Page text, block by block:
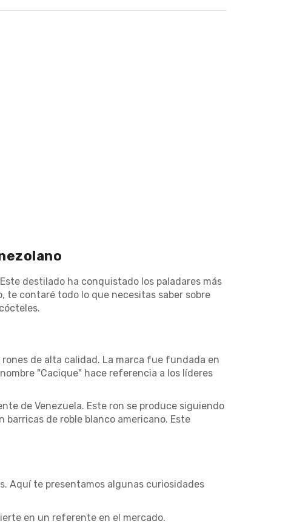
destilado ha conquistado los paladares más
te contaré todo lo que necesitas saber sobre
de alta calidad. La marca fue fundada en
"Cacique" hace referencia a los líderes
de Venezuela. Este ron se produce siguiendo
de roble blanco americano. Este
Aquí te presentamos algunas curiosidades
en un referente en el mercado.